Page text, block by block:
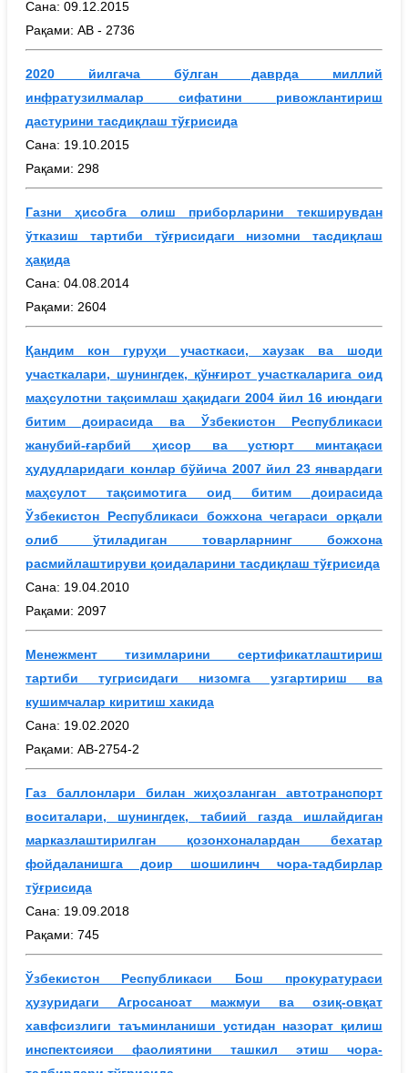
Сана: 09.12.2015
Рақами: АВ - 2736
2020 йилгача бўлган даврда миллий
инфратузилмалар сифатини ривожлантириш
дастурини тасдиқлаш тўғрисида
Сана: 19.10.2015
Рақами: 298
Газни ҳисобга олиш приборларини текширувдан
ўтказиш тартиби тўғрисидаги низомни тасдиқлаш
ҳақида
Сана: 04.08.2014
Рақами: 2604
Қандим кон гуруҳи участкаси, хаузак ва шоди
участкалари, шунингдек, қўнғирот участкаларига оид
маҳсулотни тақсимлаш ҳақидаги 2004 йил 16 июндаги
битим доирасида ва Ўзбекистон Республикаси
жанубий-ғарбий ҳисор ва устюрт минтақаси
ҳудудларидаги конлар бўйича 2007 йил 23 январдаги
маҳсулот тақсимотига оид битим доирасида
Ўзбекистон Республикаси божхона чегараси орқали
олиб ўтиладиган товарларнинг божхона
расмийлаштируви қоидаларини тасдиқлаш тўғрисида
Сана: 19.04.2010
Рақами: 2097
Менежмент тизимларини сертификатлаштириш
тартиби тугрисидаги низомга узгартириш ва
кушимчалар киритиш хакида
Сана: 19.02.2020
Рақами: АВ-2754-2
Газ баллонлари билан жиҳозланган автотранспорт
воситалари, шунингдек, табиий газда ишлайдиган
марказлаштирилган қозонхоналардан бехатар
фойдаланишга доир шошилинч чора-тадбирлар
тўғрисида
Сана: 19.09.2018
Рақами: 745
Ўзбекистон Республикаси Бош прокуратураси
ҳузуридаги Агросаноат мажмуи ва озиқ-овқат
хавфсизлиги таъминланиши устидан назорат қилиш
инспектсияси фаолиятини ташкил этиш чора-